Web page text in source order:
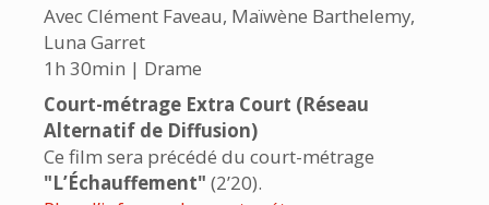
Avec Clément Faveau, Maïwène Barthelemy,
Luna Garret
1h 30min | Drame
Court-métrage Extra Court (Réseau
Alternatif de Diffusion)
Ce film sera précédé du court-métrage
"L’Échauffement" (2’20).